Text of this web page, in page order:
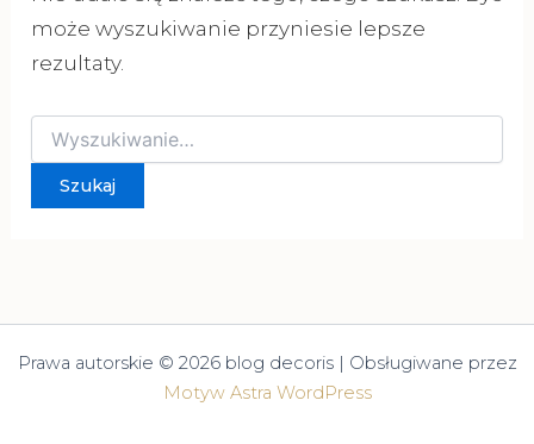
może wyszukiwanie przyniesie lepsze
rezultaty.
Szukaj
dla:
Prawa autorskie © 2026 blog decoris | Obsługiwane przez
Motyw Astra WordPress